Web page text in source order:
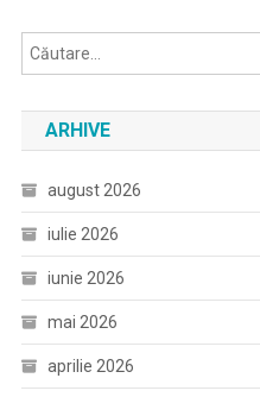
ARHIVE
august 2026
iulie 2026
iunie 2026
mai 2026
aprilie 2026